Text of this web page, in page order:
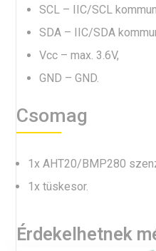
SCL – IIC/SCL
SDA – IIC/SDA
Vcc – max. 3.6V,
GND – GND.
Csomag
1x AHT20/BMP280
1x tüskesor.
Érdekelhetnek